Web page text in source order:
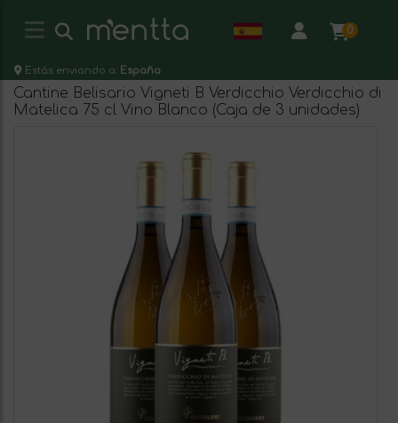
0
Estás enviando a: España
Cantine Belisario Vigneti B Verdicchio Verdicchio di
Matelica 75 cl Vino Blanco (Caja de 3 unidades)